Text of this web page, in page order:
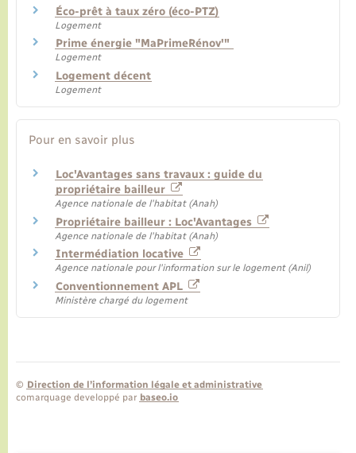
Éco-prêt à taux zéro (éco-PTZ)
Logement
Prime énergie "MaPrimeRénov'"
Logement
Logement décent
Logement
Pour en savoir plus
Loc'Avantages sans travaux : guide du
propriétaire bailleur
Agence nationale de l'habitat (Anah)
Propriétaire bailleur : Loc'Avantages
Agence nationale de l'habitat (Anah)
Intermédiation locative
Agence nationale pour l'information sur le logement (Anil)
Conventionnement APL
Ministère chargé du logement
© Direction de l’information légale et administrative
comarquage developpé par baseo.io